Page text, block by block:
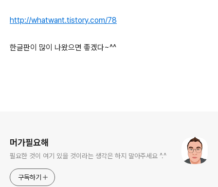
http://whatwant.tistory.com/78
한글판이 많이 나왔으면 좋겠다~^^
머가필요해
필요한 것이 여기 있을 것이라는 생각은 하지 말아주세요 ^.^
구독하기